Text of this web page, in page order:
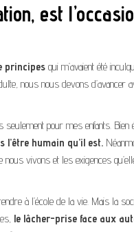
est
principes qui m’avaient été
nous nous devons
pour mes enfants.
l’être humain qu’il est.
vivons et les exigences
à l’école de la vie. Mais la
le lâcher-prise face aux